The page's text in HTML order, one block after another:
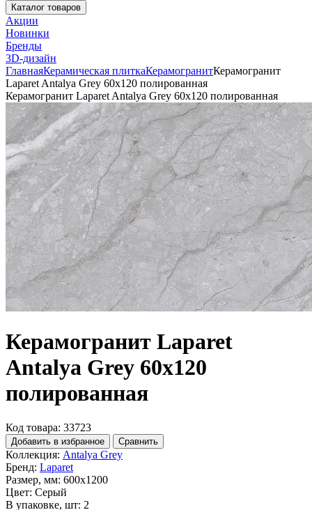
Каталог товаров
Акции
Новинки
Бренды
3D-дизайн
ГлавнаяКерамическая плиткаКерамогранитКерамогранит
Laparet Antalya Grey 60х120 полированная
Керамогранит Laparet Antalya Grey 60х120 полированная
Керамогранит Laparet
Antalya Grey 60х120
полированная
Код товара: 33723
Добавить в избранное Сравнить
Коллекция: Antalya Grey
Бренд: Laparet
Размер, мм: 600x1200
Цвет: Серый
В упаковке, шт: 2